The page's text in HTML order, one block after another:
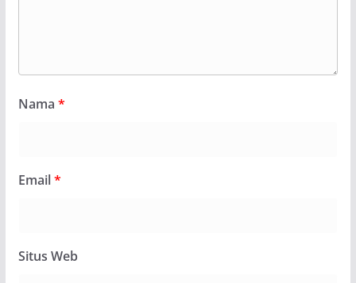
Nama *
Email*
Situs Web